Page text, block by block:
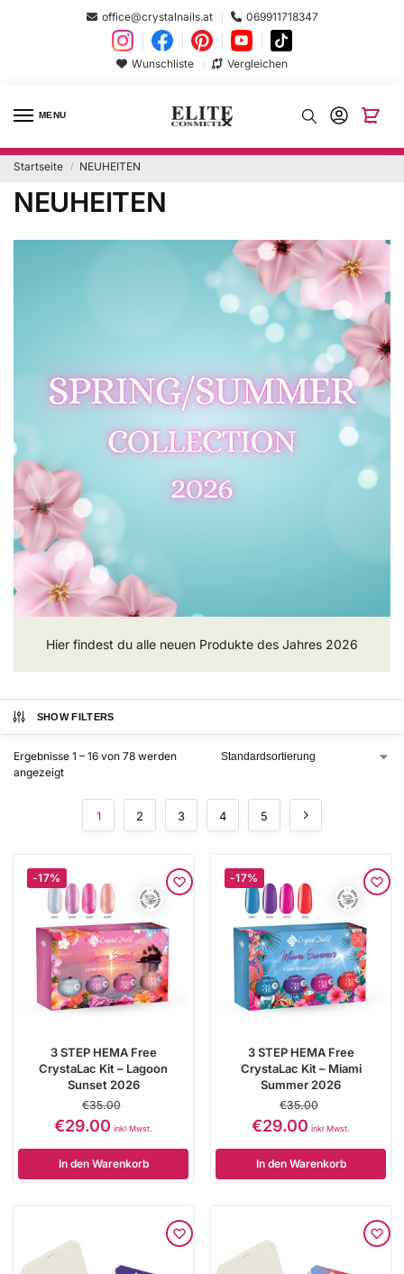
office@crystalnails.at 069911718347
Wunschliste Vergleichen
MENU
Startseite / NEUHEITEN
NEUHEITEN
Hier findest du alle neuen Produkte des Jahres 2026
SHOW FILTERS
Ergebnisse 1 – 16 von 78 werden
angezeigt
1 2 3 4 5
-17%
3 STEP HEMA Free
CrystaLac Kit – Lagoon
Sunset 2026
€35.00
€29.00 inkl Mwst.
In den Warenkorb
-17%
3 STEP HEMA Free
CrystaLac Kit – Miami
Summer 2026
€35.00
€29.00 inkl Mwst.
In den Warenkorb